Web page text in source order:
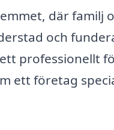
där familj
och
professionellt
ett företag